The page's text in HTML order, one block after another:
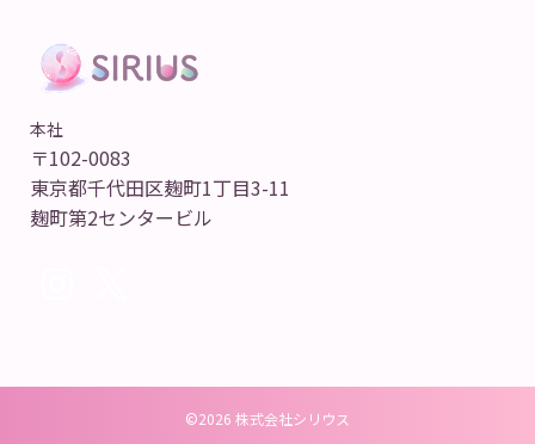
本社
〒102-0083
東京都千代田区麹町1丁目3-11
麹町第2センタービル
©2026 株式会社シリウス